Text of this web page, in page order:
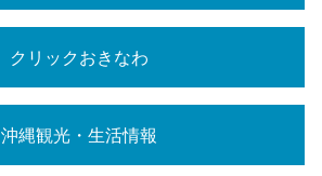
クリックおきなわ
沖縄観光・生活情報